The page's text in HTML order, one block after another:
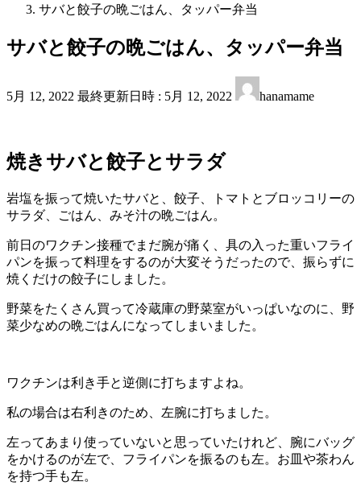
サバと餃子の晩ごはん、タッパー弁当
サバと餃子の晩ごはん、タッパー弁当
5月 12, 2022 最終更新日時 : 5月 12, 2022 hanamame
焼きサバと餃子とサラダ
岩塩を振って焼いたサバと、餃子、トマトとブロッコリーの
サラダ、ごはん、みそ汁の晩ごはん。
前日のワクチン接種でまだ腕が痛く、具の入った重いフライ
パンを振って料理をするのが大変そうだったので、振らずに
焼くだけの餃子にしました。
野菜をたくさん買って冷蔵庫の野菜室がいっぱいなのに、野
菜少なめの晩ごはんになってしまいました。
ワクチンは利き手と逆側に打ちますよね。
私の場合は右利きのため、左腕に打ちました。
左ってあまり使っていないと思っていたけれど、腕にバッグ
をかけるのが左で、フライパンを振るのも左。お皿や茶わん
を持つ手も左。